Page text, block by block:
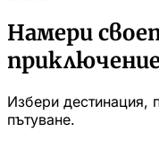
Намери
Избери дестинация,
пътуване.